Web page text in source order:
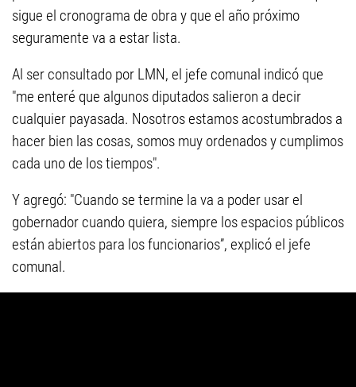
sigue el cronograma de obra y que el año próximo
seguramente va a estar lista.
Al ser consultado por LMN, el jefe comunal indicó que
"me enteré que algunos diputados salieron a decir
cualquier payasada. Nosotros estamos acostumbrados a
hacer bien las cosas, somos muy ordenados y cumplimos
cada uno de los tiempos".
Y agregó: "Cuando se termine la va a poder usar el
gobernador cuando quiera, siempre los espacios públicos
están abiertos para los funcionarios”, explicó el jefe
comunal.